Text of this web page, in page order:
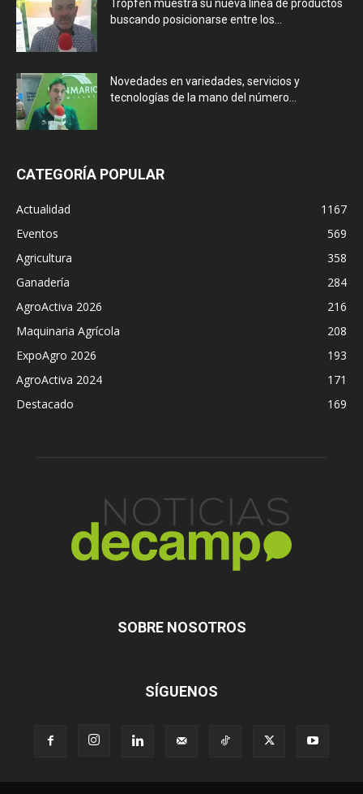
Tropfen muestra su nueva línea de productos
buscando posicionarse entre los...
Novedades en variedades, servicios y
tecnologías de la mano del número...
CATEGORÍA POPULAR
Actualidad
1167
Eventos
569
Agricultura
358
Ganadería
284
AgroActiva 2026
216
Maquinaria Agrícola
208
ExpoAgro 2026
193
AgroActiva 2024
171
Destacado
169
SOBRE NOSOTROS
SÍGUENOS